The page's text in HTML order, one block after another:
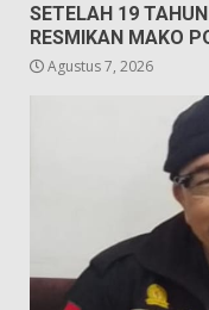
SETELAH 19
RESMIKAN MAKO
Agustus 7, 2026